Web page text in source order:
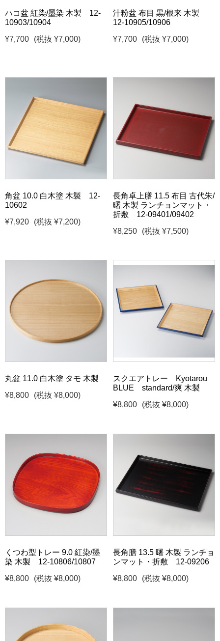
ハコ盆 紅染/墨染 木製 12-
10903/10904
¥7,700
(税抜 ¥7,000)
汁粉盆 布目 黒/根来 木製
12-10905/10906
¥7,700
(税抜 ¥7,000)
角盆 10.0 白木塗 木製 12-
10602
¥7,920
(税抜 ¥7,200)
長角卓上膳 11.5 布目 古代朱/
曙 木製 ランチョンマット・
折敷 12-09401/09402
¥8,250
(税抜 ¥7,500)
丸盆 11.0 白木塗 タモ 木製
¥8,800
(税抜 ¥8,000)
スクエアトレー Kyotarou
BLUE standard/爽 木製
¥8,800
(税抜 ¥8,000)
くつわ型トレー 9.0 紅染/墨
染 木製 12-10806/10807
¥8,800
(税抜 ¥8,000)
長角膳 13.5 曙 木製 ランチョ
ンマット・折敷 12-09206
¥8,800
(税抜 ¥8,000)